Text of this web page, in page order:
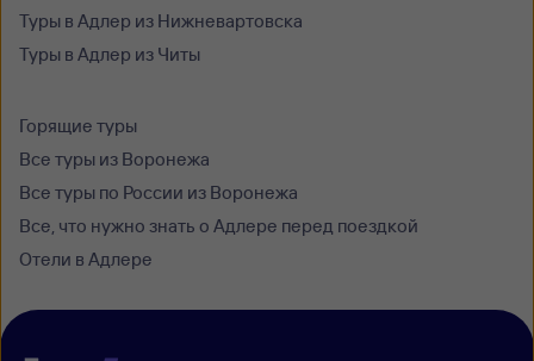
Туры в Адлер из Нижневартовска
Туры в Адлер из Читы
Горящие туры
Все туры из Воронежа
Все туры по России из Воронежа
Все, что нужно знать о Адлере перед поездкой
Отели в Адлере